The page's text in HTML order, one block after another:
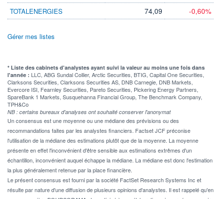
TOTALENERGIES 74,09 -0,60%
Gérer mes listes
* Liste des cabinets d'analystes ayant suivi la valeur au moins une fois dans
l'année : LLC, ABG Sundal Collier, Arctic Securities, BTIG, Capital One Securities,
Clarksons Securities, Clarksons Securities AS, DNB Carnegie, DNB Markets,
Evercore ISI, Fearnley Securities, Pareto Securities, Pickering Energy Partners,
SpareBank 1 Markets, Susquehanna Financial Group, The Benchmark Company,
TPH&Co
NB : certains bureaux d'analyses ont souhaité conserver l'anonymat
Un consensus est une moyenne ou une médiane des prévisions ou des
recommandations faites par les analystes financiers. Factset JCF préconise
l'utilisation de la médiane des estimations plutôt que de la moyenne. La moyenne
présente en effet l'inconvénient d'être sensible aux estimations extrêmes d'un
échantillon, inconvénient auquel échappe la médiane. La médiane est donc l'estimation
la plus généralement retenue par la place financière.
Le présent consensus est fourni par la société FactSet Research Systems Inc et
résulte par nature d'une diffusion de plusieurs opinions d'analystes. Il est rappelé qu'en